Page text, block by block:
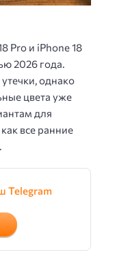
Pro и iPhone 18
2026 года.
однако
цвета уже
для
все ранние
Telegram